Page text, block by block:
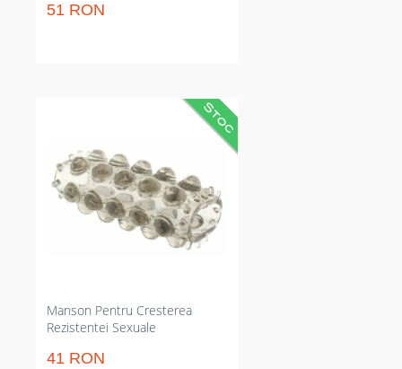
51 RON
Manson Pentru Cresterea
Rezistentei Sexuale
41 RON
Cilindru flexibil care crește erecția
și prelungește rezistența sexuală.
Material TPE adaptabil reduce
nevoia de întreruperi, textură
internă pentru stimulare dublă.
Robust la apă, gata pentru jocuri
la duș sau cadă excluzând griji de
degradare rapidă.